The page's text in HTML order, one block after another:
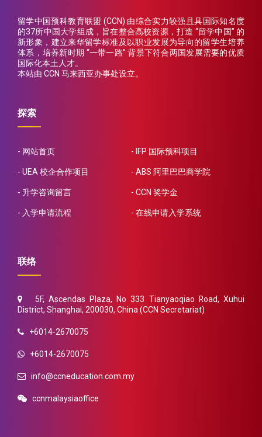
留学中国预科教育联盟 (CCN) 由综合实力较强且具国际知名度
的37所中国大学组成，旨在整合高校资源，打造 “留学中国” 的
新形象，建立来华留学标准及以职业发展为导向的留学生培养
体系，培养新时期 “一带一路” 背景下符合两国发展需要的优质
国际化本土人才。
本站由 CCN 马来西亚办事处设立。
探索
网站首页 IFP 国际预科项目
UEA 校企合作项目 ABS 阿里巴巴商学院
升学咨询留言 CCN 奖学金
入学申请流程 在线申请入学系统
联络
5F, Ascendas Plaza, No 333 Tianyaoqiao Road, Xuhui
District, Shanghai, 200030, China (CCN Secretariat)
+6014-2670075
+6014-2670075
info@ccneducation.com.my
ccnmalaysiaoffice